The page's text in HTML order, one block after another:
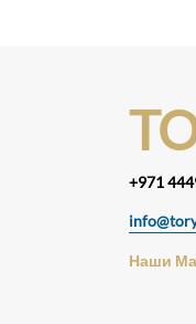
+971
Наши